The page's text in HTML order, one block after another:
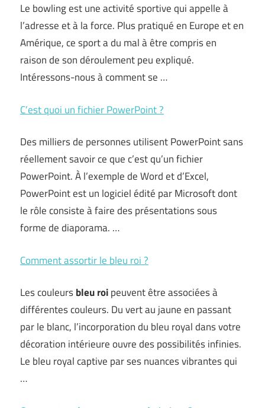
Le bowling est une activité sportive qui appelle à
l’adresse et à la force. Plus pratiqué en Europe et en
Amérique, ce sport a du mal à être compris en
raison de son déroulement peu expliqué.
Intéressons-nous à comment se …
C’est quoi un fichier PowerPoint ?
Des milliers de personnes utilisent PowerPoint sans
réellement savoir ce que c’est qu’un fichier
PowerPoint. À l’exemple de Word et d’Excel,
PowerPoint est un logiciel édité par Microsoft dont
le rôle consiste à faire des présentations sous
forme de diaporama. …
Comment assortir le bleu roi ?
Les couleursbleu roipeuvent être associées à
différentes couleurs. Du vert au jaune en passant
par le blanc, l’incorporation du bleu royal dans votre
décoration intérieure ouvre des possibilités infinies.
Le bleu royal captive par ses nuances vibrantes qui
…